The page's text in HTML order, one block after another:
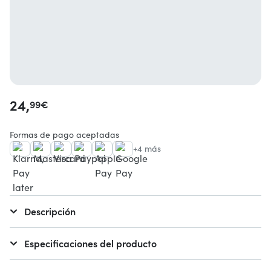
24,99€
Formas de pago aceptadas
+4 más
Descripción
Especificaciones del producto